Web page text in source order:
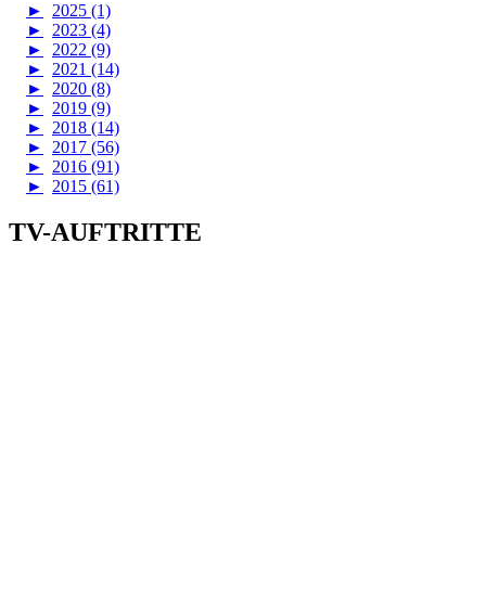
►
2025 (1)
►
2023 (4)
►
2022 (9)
►
2021 (14)
►
2020 (8)
►
2019 (9)
►
2018 (14)
►
2017 (56)
►
2016 (91)
►
2015 (61)
TV-AUFTRITTE